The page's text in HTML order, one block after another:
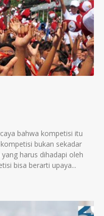
bahwa kompetisi itu
bukan sekadar
harus dihadapi oleh
bisa berarti upaya...